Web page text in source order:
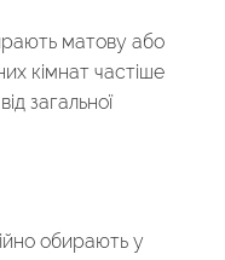
матову або
кімнат частіше
загальної
обирають у